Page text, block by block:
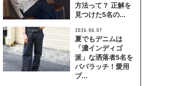
方法って？ 正解を
見つけた5名の...
2026.06.07
夏でもデニムは
「濃インディゴ
派」な洒落者5名を
パパラッチ！愛用
ブ...